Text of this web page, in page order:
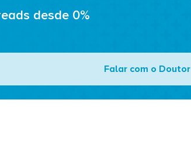
desde 0%
Falar com o Doutor